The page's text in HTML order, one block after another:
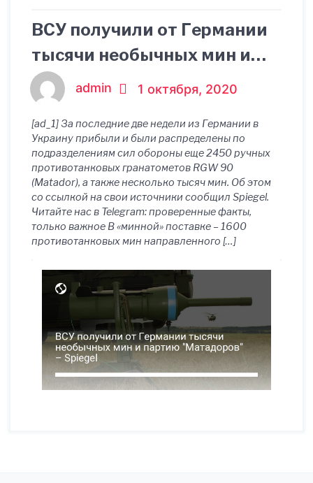
ВСУ получили от Германии
тысячи необычных мин и
партию "Матадоров" –
Spiegel - новости Украины,
Мир
admin 1 октября, 2020
[ad_1] За последние две недели из Германии в
Украину прибыли и были распределены по
подразделениям сил обороны еще 2450 ручных
противотанковых гранатометов RGW 90
(Matador), а также несколько тысяч мин. Об этом
со ссылкой на свои источники сообщил Spiegel.
Читайте нас в Telegram: проверенные факты,
только важное В «минной» поставке – 1600
противотанковых мин направленного […]